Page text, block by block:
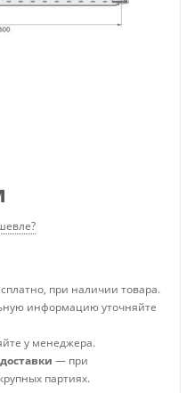
при наличии товара.
информацию уточняйте
у менеджера.
— при
партиях.